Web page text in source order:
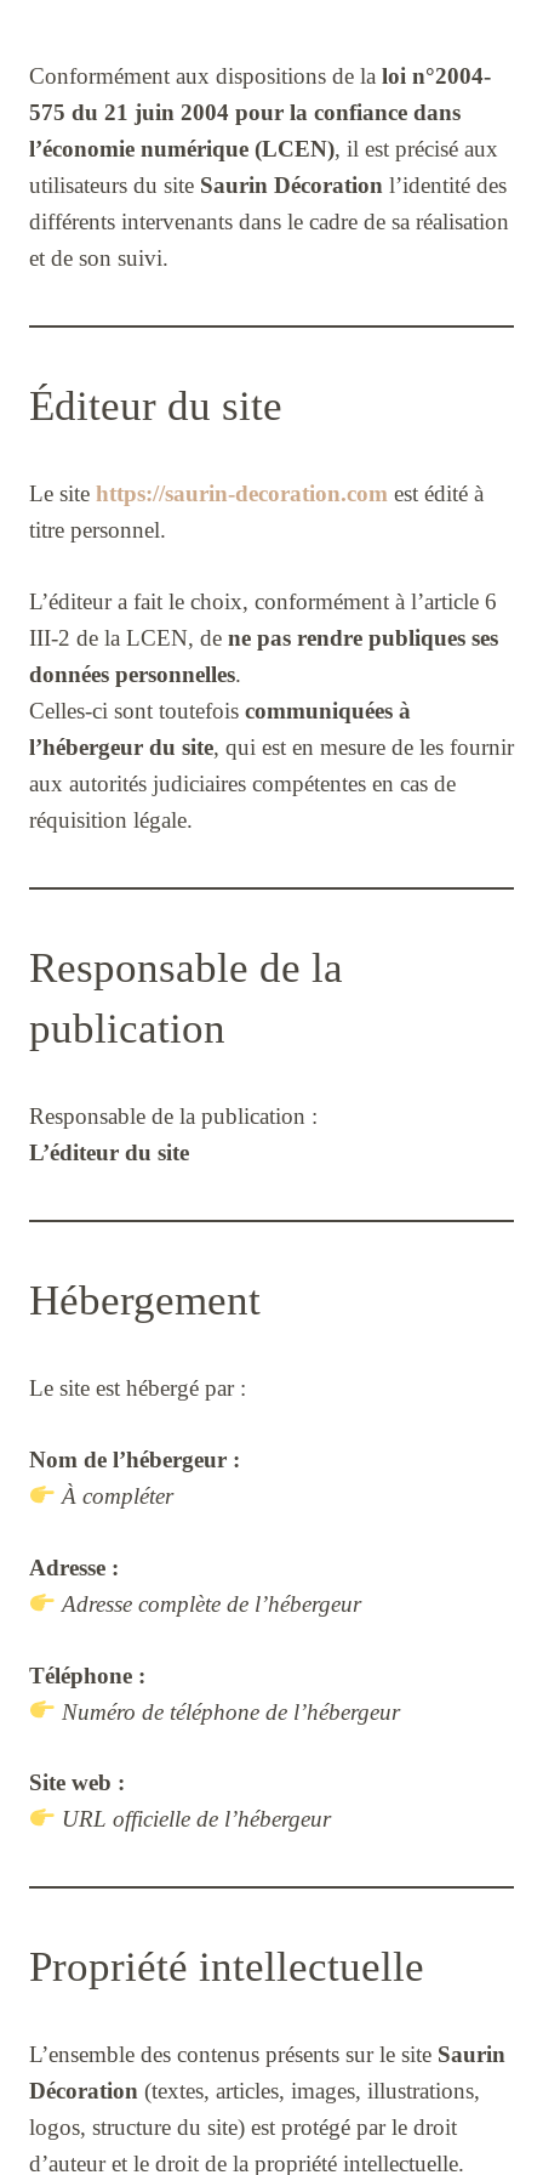
Conformément aux dispositions de la loi n°2004-
575 du 21 juin 2004 pour la confiance dans
l’économie numérique (LCEN), il est précisé aux
utilisateurs du site Saurin Décoration l’identité des
différents intervenants dans le cadre de sa réalisation
et de son suivi.
Éditeur du site
Le site https://saurin-decoration.com est édité à
titre personnel.
L’éditeur a fait le choix, conformément à l’article 6
III-2 de la LCEN, de ne pas rendre publiques ses
données personnelles.
Celles-ci sont toutefois communiquées à
l’hébergeur du site, qui est en mesure de les fournir
aux autorités judiciaires compétentes en cas de
réquisition légale.
Responsable de la
publication
Responsable de la publication :
L’éditeur du site
Hébergement
Le site est hébergé par :
Nom de l’hébergeur :
À compléter
Adresse :
Adresse complète de l’hébergeur
Téléphone :
Numéro de téléphone de l’hébergeur
Site web :
URL officielle de l’hébergeur
Propriété intellectuelle
L’ensemble des contenus présents sur le site Saurin
Décoration (textes, articles, images, illustrations,
logos, structure du site) est protégé par le droit
d’auteur et le droit de la propriété intellectuelle.